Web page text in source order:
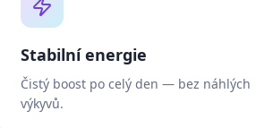
Stabilní energie
Čistý boost po celý den — bez náhlých
výkyvů.